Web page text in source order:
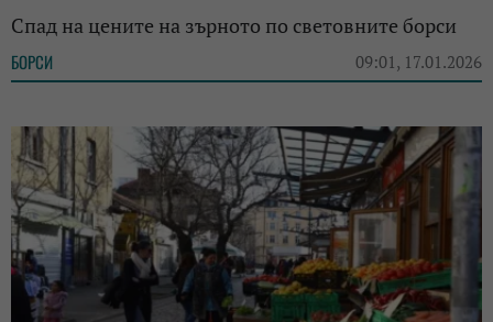
Спад на цените на зърното по световните борси
БОРСИ 09:01, 17.01.2026